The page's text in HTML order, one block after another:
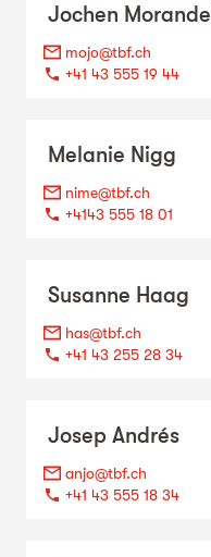
Jochen Morandell
mojo@tbf.ch
+41 43 555 19 44
Melanie Nigg
nime@tbf.ch
+4143 555 18 01
Susanne Haag
has@tbf.ch
+41 43 255 28 34
Josep Andrés
anjo@tbf.ch
+41 43 555 18 34